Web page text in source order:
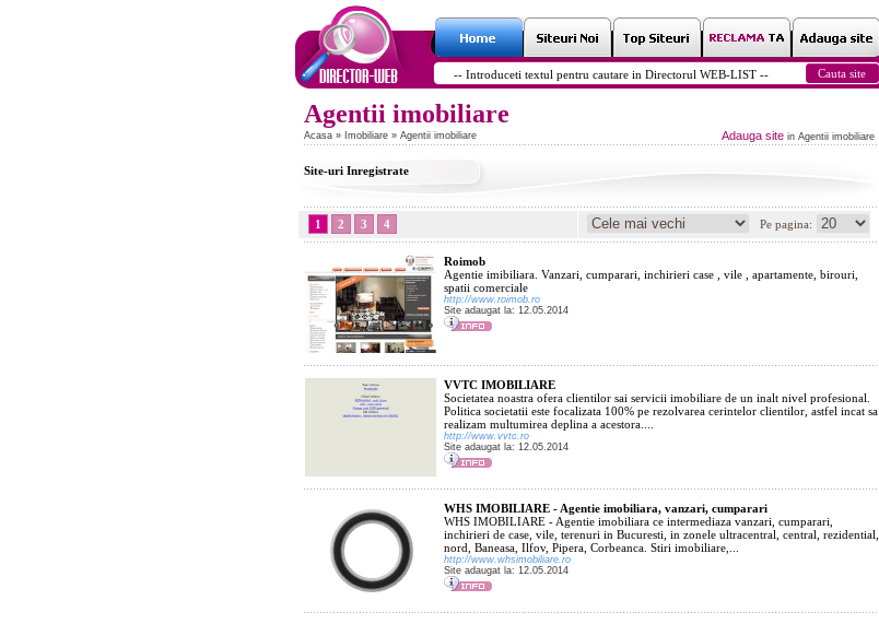
Agentii imobiliare
Acasa» Imobiliare » Agentii imobiliare Adauga sitein Agentii imobiliare
Site-uri Inregistrate
1 2 3 4 Pe pagina:
Roimob
Agentie imibiliara. Vanzari, cumparari, inchirieri case , vile , apartamente, birouri,
spatii comerciale
http://www.roimob.ro
Site adaugat la: 12.05.2014
VVTC IMOBILIARE
Societatea noastra ofera clientilor sai servicii imobiliare de un inalt nivel profesional.
Politica societatii este focalizata 100% pe rezolvarea cerintelor clientilor, astfel incat sa
realizam multumirea deplina a acestora....
http://www.vvtc.ro
Site adaugat la: 12.05.2014
WHS IMOBILIARE - Agentie imobiliara, vanzari, cumparari
WHS IMOBILIARE - Agentie imobiliara ce intermediaza vanzari, cumparari,
inchirieri de case, vile, terenuri in Bucuresti, in zonele ultracentral, central, rezidential,
nord, Baneasa, Ilfov, Pipera, Corbeanca. Stiri imobiliare,...
http://www.whsimobiliare.ro
Site adaugat la: 12.05.2014